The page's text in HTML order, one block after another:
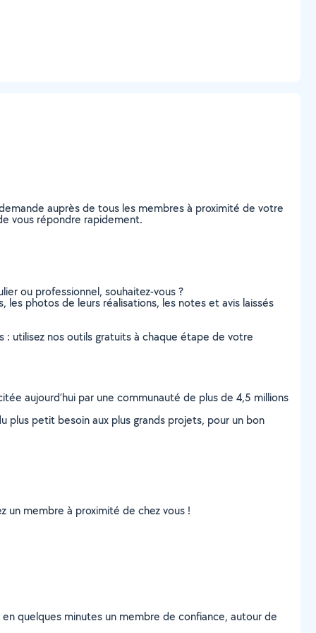
auprès de tous les membres à proximité de votre
vous répondre rapidement.
ou professionnel, souhaitez-vous ?
les photos de leurs réalisations, les notes et avis laissés
: utilisez nos outils gratuits à chaque étape de votre
aujourd’hui par une communauté de plus de 4,5 millions
plus petit besoin aux plus grands projets, pour un bon
un membre à proximité de chez vous !
quelques minutes un membre de confiance, autour de